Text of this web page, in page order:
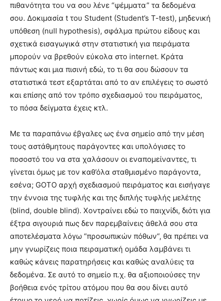
πιθανότητα του να σου λένε “ψέμματα” τα δεδομένα
σου. Δοκιμασία t του Student (Student’s T-test), μηδενική
υπόθεση (null hypothesis), σφάλμα πρώτου είδους και
σχετικά εισαγωγικά στην στατιστική για πειράματα
μπορούν να βρεθούν εύκολα στο internet. Κράτα
πάντως και μια πισινή εδώ, το τι θα σου δώσουν τα
στατιστικά τεστ εξαρτάται από το αν επιλέγεις το σωστό
και επίσης από τον τρόπο σχεδιασμού του πειράματος,
το πόσα δείγματα έχεις κτλ.
Με τα παραπάνω έβγαλες ως ένα σημείο από την μέση
τους αστάθμητους παράγοντες και υπολόγισες το
ποσοστό του να στα χαλάσουν οι εναπομείναντες, τι
γίνεται όμως με τον καθ’όλα σταθμισμένο παράγοντα,
εσένα; GOTO αρχή σχεδιασμού πειράματος και εισήγαγε
την έννοια της τυφλής και της διπλής τυφλής μελέτης
(blind, double blind). Χοντραίνει εδώ το παιχνίδι, διότι για
έξτρα σιγουριά πως δεν παρεμβαίνεις άθελά σου στα
αποτελέσματα λόγω “προσωπικών πόθων“, θα πρέπει να
μην γνωρίζεις ποια πειραματική ομάδα λαμβάνει τι
καθώς κάνεις παρατηρήσεις και καθώς αναλύεις τα
δεδομένα. Σε αυτό το σημείο π.χ. θα αξιοποιούσες την
βοήθεια ενός τρίτου ατόμου που θα σου δίνει αυτό